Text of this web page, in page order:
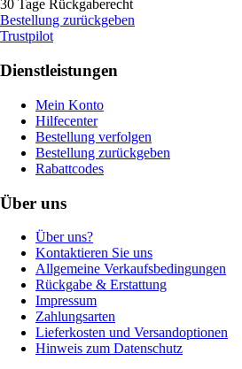
30 Tage Rückgaberecht
Bestellung zurückgeben
Trustpilot
Dienstleistungen
Mein Konto
Hilfecenter
Bestellung verfolgen
Bestellung zurückgeben
Rabattcodes
Über uns
Über uns?
Kontaktieren Sie uns
Allgemeine Verkaufsbedingungen
Rückgabe & Erstattung
Impressum
Zahlungsarten
Lieferkosten und Versandoptionen
Hinweis zum Datenschutz